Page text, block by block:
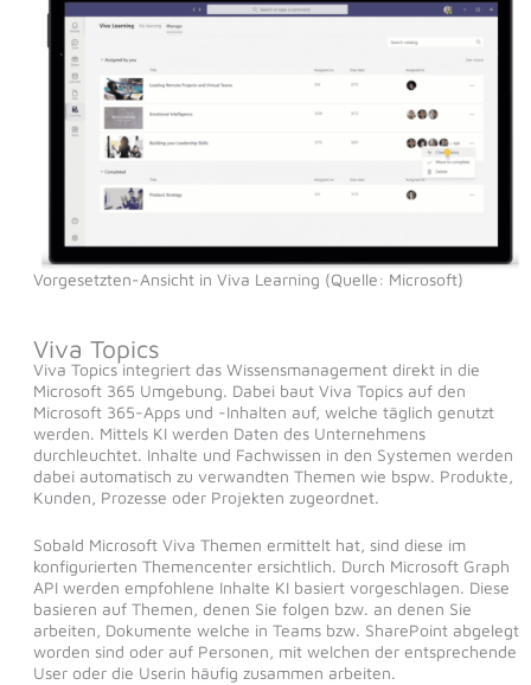
Vorgesetzten-Ansicht in Viva Learning (Quelle: Microsoft)
Viva Topics
Viva Topics integriert das Wissensmanagement direkt in die
Microsoft 365 Umgebung. Dabei baut Viva Topics auf den
Microsoft 365-Apps und -Inhalten auf, welche täglich genutzt
werden. Mittels KI werden Daten des Unternehmens
durchleuchtet. Inhalte und Fachwissen in den Systemen werden
dabei automatisch zu verwandten Themen wie bspw. Produkte,
Kunden, Prozesse oder Projekten zugeordnet.
Sobald Microsoft Viva Themen ermittelt hat, sind diese im
konfigurierten Themencenter ersichtlich. Durch Microsoft Graph
API werden empfohlene Inhalte KI basiert vorgeschlagen. Diese
basieren auf Themen, denen Sie folgen bzw. an denen Sie
arbeiten, Dokumente welche in Teams bzw. SharePoint abgelegt
worden sind oder auf Personen, mit welchen der entsprechende
User oder die Userin häufig zusammen arbeiten.